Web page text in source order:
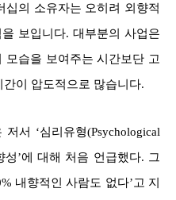
십의 소유자는 오히려 외향적
보입니다. 대부분의 사업은
모습을 보여주는 시간보단 고
이 압도적으로 많습니다.
서 ‘심리유형(Psychological
성’에 대해 처음 언급했다. 그
내향적인 사람도 없다’고 지